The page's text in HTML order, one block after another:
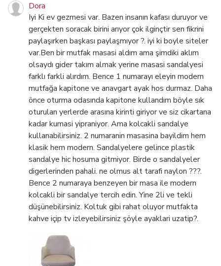
Dora
Iyi Ki ev gezmesi var. Bazen insanın kafası duruyor ve
gerçekten soracak birini arıyor çok ilginçtir sen fikrini
paylaşırken başkası paylaşmıyor ?. iyi ki boyle siteler
var.Ben bir mutfak masasi aldım ama şimdiki aklım
olsaydı gider takım almak yerine masasi sandalyesi
farklı farkli alırdım. Bence 1 numarayı eleyin modern
mutfağa kapitone ve anavgart ayak hos durmaz. Daha
önce oturma odasında kapitone kullandım böyle sık
oturulan yerlerde arasına kirinti giriyor ve siz cikartana
kadar kumasi yipraniyor. Ama kolcakli sandalye
kullanabilirsiniz. 2 numaranin masasina bayildim hem
klasik hem modern. Sandalyelere gelince plastik
sandalye hic hosuma gitmiyor. Birde o sandalyeler
digerlerinden pahali. ne olmus alt tarafi naylon ???.
Bence 2 numaraya benzeyen bir masa ile modern
kolcakli bir sandalye tercih edin. Yine 2li ve tekli
düşünebilirsiniz. Koltuk gibi rahat oluyor mutfakta
kahve içip tv izleyebilirsiniz şöyle ayaklari uzatip?.